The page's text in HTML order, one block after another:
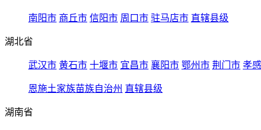
南阳市 商丘市 信阳市 周口市 驻马店市 直辖县级
湖北省
武汉市 黄石市 十堰市 宜昌市 襄阳市 鄂州市 荆门市 孝
恩施土家族苗族自治州 直辖县级
湖南省